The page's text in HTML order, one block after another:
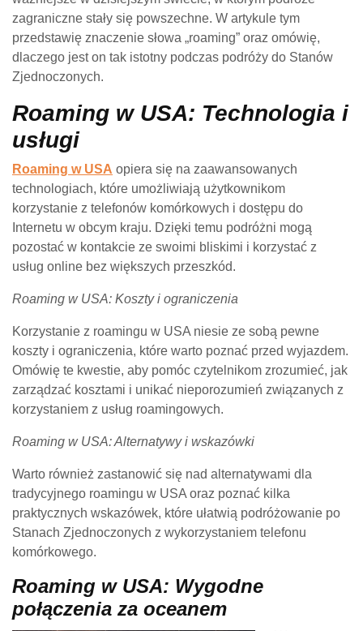
zagraniczne stały się powszechne. W artykule tym
przedstawię znaczenie słowa „roaming” oraz omówię,
dlaczego jest on tak istotny podczas podróży do Stanów
Zjednoczonych.
Roaming w USA: Technologia i
usługi
Roaming w USA opiera się na zaawansowanych
technologiach, które umożliwiają użytkownikom
korzystanie z telefonów komórkowych i dostępu do
Internetu w obcym kraju. Dzięki temu podróżni mogą
pozostać w kontakcie ze swoimi bliskimi i korzystać z
usług online bez większych przeszkód.
Roaming w USA: Koszty i ograniczenia
Korzystanie z roamingu w USA niesie ze sobą pewne
koszty i ograniczenia, które warto poznać przed wyjazdem.
Omówię te kwestie, aby pomóc czytelnikom zrozumieć, jak
zarządzać kosztami i unikać nieporozumień związanych z
korzystaniem z usług roamingowych.
Roaming w USA: Alternatywy i wskazówki
Warto również zastanowić się nad alternatywami dla
tradycyjnego roamingu w USA oraz poznać kilka
praktycznych wskazówek, które ułatwią podróżowanie po
Stanach Zjednoczonych z wykorzystaniem telefonu
komórkowego.
Roaming w USA: Wygodne
połączenia za oceanem